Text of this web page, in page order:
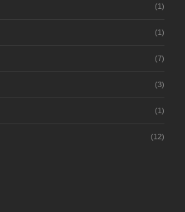
(1)
(1)
(7)
(3)
(1)
(12)